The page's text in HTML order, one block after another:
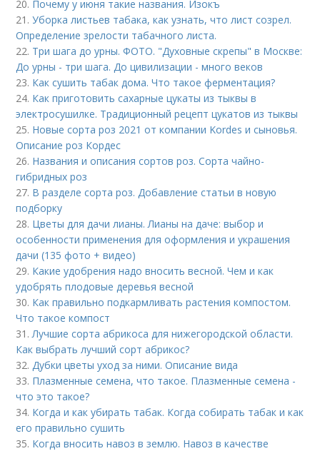
20. Почему у июня такие названия. Изокъ
21.Уборка листьев табака, как узнать, что лист созрел.
Определение зрелости табачного листа.
22. Три шага до урны. ФОТО. "Духовные скрепы" в Москве:
До урны - три шага. До цивилизации - много веков
23. Как сушить табак дома. Что такое ферментация?
24. Как приготовить сахарные цукаты из тыквы в
электросушилке. Традиционный рецепт цукатов из тыквы
25. Новые сорта роз 2021 от компании Kordes и сыновья.
Описание роз Кордес
26. Названия и описания сортов роз. Сорта чайно-
гибридных роз
27. В разделе сорта роз. Добавление статьи в новую
подборку
28. Цветы для дачи лианы. Лианы на даче: выбор и
особенности применения для оформления и украшения
дачи (135 фото + видео)
29. Какие удобрения надо вносить весной. Чем и как
удобрять плодовые деревья весной
30. Как правильно подкармливать растения компостом.
Что такое компост
31.Лучшие сорта абрикоса для нижегородской области.
Как выбрать лучший сорт абрикос?
32.Дубки цветы уход за ними. Описание вида
33. Плазменные семена, что такое. Плазменные семена -
что это такое?
34. Когда и как убирать табак. Когда собирать табак и как
его правильно сушить
35. Когда вносить навоз в землю. Навоз в качестве